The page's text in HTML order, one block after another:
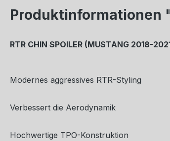
Produktinformationen
RTR CHIN SPOILER (MUSTANG 2018-
Modernes aggressives RTR-Styling
Verbessert die Aerodynamik
Hochwertige TPO-Konstruktion